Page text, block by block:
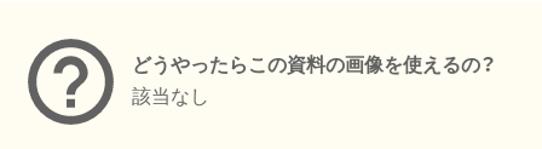
どうやったらこの資料の画像を使えるの？
該当なし